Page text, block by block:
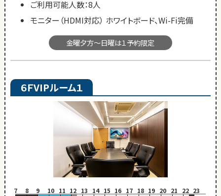
ご利用可能人数：8人
モニター（HDMI対応） ホワイトボード、Wi-Fi完備
金曜夕方～日曜は１予約限定
６ＦVIPルーム１
7 8 9 10 11 12 13 14 15 16 17 18 19 20 21 22 23